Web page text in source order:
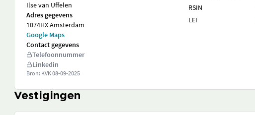
Ilse van Uffelen
Adres gegevens
1074HX Amsterdam
Google Maps
Contact gegevens
Telefoonnummer
Linkedin
Bron: KVK08-09-2025
RSIN
LEI
Vestigingen